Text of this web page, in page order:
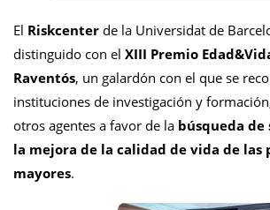
El Riskcenter de la Universidat de
distinguido con el XIII Premio
Raventós, un galardón con el que se
instituciones de investigación y
otros agentes a favor de la búsqueda de
la mejora de la calidad de vida de las
mayores.